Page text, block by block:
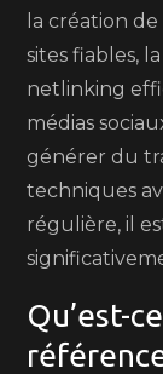
la création
sites fiables,
netlinking
médias
générer du
techniques
régulière, il
Qu’est-